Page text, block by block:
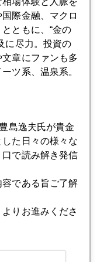
響は？
金もらえる仕組み
際金融、マクロ
ともに、“金の
に尽力。投資の
章にファンも多
ツ系、温泉系。
島逸夫氏が貴金
た日々の様々な
で読み解き発信
である旨ご了解
りお進みくださ